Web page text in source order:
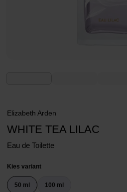
Elizabeth Arden
WHITE TEA LILAC
Eau de Toilette
Kies variant
50 ml 100 ml